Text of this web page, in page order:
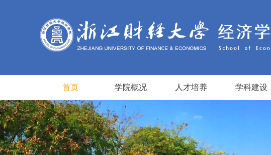
首页 学院概况 人才培养 学科建设